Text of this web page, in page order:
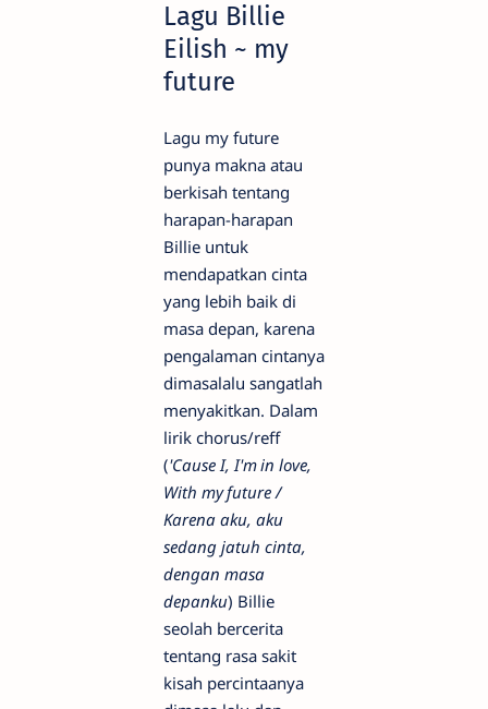
Lagu Billie
Eilish ~ my
future
Lagu my future
punya makna atau
berkisah tentang
harapan-harapan
Billie untuk
mendapatkan cinta
yang lebih baik di
masa depan, karena
pengalaman cintanya
dimasalalu sangatlah
menyakitkan. Dalam
lirik chorus/reff
('Cause I, I'm in love,
With my future /
Karena aku, aku
sedang jatuh cinta,
dengan masa
depanku) Billie
seolah bercerita
tentang rasa sakit
kisah percintaanya